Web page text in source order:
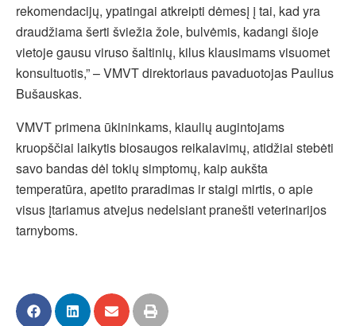
rekomendacijų, ypatingai atkreipti dėmesį į tai, kad yra
draudžiama šerti šviežia žole, bulvėmis, kadangi šioje
vietoje gausu viruso šaltinių, kilus klausimams visuomet
konsultuotis,” – VMVT direktoriaus pavaduotojas Paulius
Bušauskas.
VMVT primena ūkininkams, kiaulių augintojams
kruopščiai laikytis biosaugos reikalavimų, atidžiai stebėti
savo bandas dėl tokių simptomų, kaip aukšta
temperatūra, apetito praradimas ir staigi mirtis, o apie
visus įtariamus atvejus nedelsiant pranešti veterinarijos
tarnyboms.